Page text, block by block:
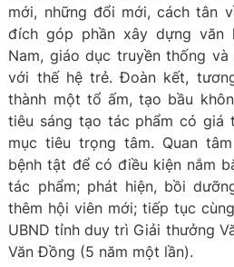
mới, những đổi mới, cách tân
đích góp phần xây dựng văn
Nam, giáo dục truyền thống
với thế hệ trẻ. Đoàn kết,
thành một tổ ấm, tạo bầu
tiêu sáng tạo tác phẩm có giá
mục tiêu trọng tâm. Quan
bệnh tật để có điều kiện nắm
tác phẩm; phát hiện, bồi
thêm hội viên mới; tiếp tục
UBND tỉnh duy trì Giải thưởng
Văn Đồng (5 năm một lần).